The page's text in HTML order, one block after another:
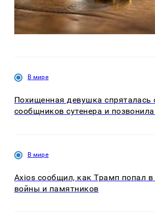
В мире
Похищенная девушка спряталась
сообщников сутенера и
В мире
Axios сообщил, как Трамп попал в
войны и памятников